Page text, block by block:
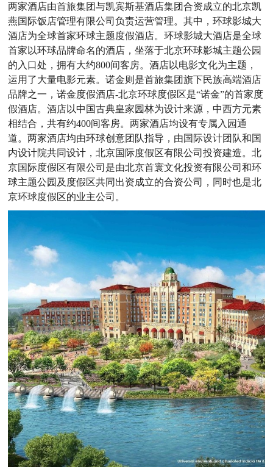
两家酒店由首旅集团与凯宾斯基酒店集团合资成立的北京凯
燕国际饭店管理有限公司负责运营管理。其中，环球影城大
酒店为全球首家环球主题度假酒店。环球影城大酒店是全球
首家以环球品牌命名的酒店，坐落于北京环球影城主题公园
的入口处，拥有大约800间客房。酒店以电影文化为主题，
运用了大量电影元素。诺金则是首旅集团旗下民族高端酒店
品牌之一，诺金度假酒店-北京环球度假区是“诺金”的首家度
假酒店。酒店以中国古典皇家园林为设计来源，中西方元素
相结合，共有约400间客房。两家酒店均设有专属入园通
道。两家酒店均由环球创意团队指导，由国际设计团队和国
内设计院共同设计，北京国际度假区有限公司投资建造。北
京国际度假区有限公司是由北京首寰文化投资有限公司和环
球主题公园及度假区共同出资成立的合资公司，同时也是北
京环球度假区的业主公司。